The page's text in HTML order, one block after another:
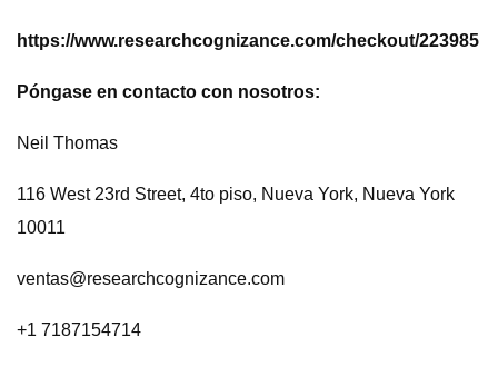
https://www.researchcognizance.com/checkout/223985
Póngase en contacto con nosotros:
Neil Thomas
116 West 23rd Street, 4to piso, Nueva York, Nueva York
10011
ventas@researchcognizance.com
+1 7187154714